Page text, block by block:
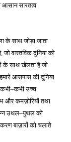
आसान सारतत्व
के साथ जोड़ा जाता
,जो वास्तविक दुनिया को
के साथ खेलता है जो
आसपास की दुनिया
–कभी उच्च
और कमज़ोरियों तथा
उथल–पुथल को
बाज़ारों को चलाते